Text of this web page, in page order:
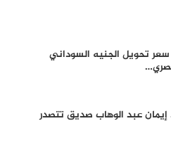
تحويل الجنيه السوداني
إيمان عبد الوهاب صديق تتصدر